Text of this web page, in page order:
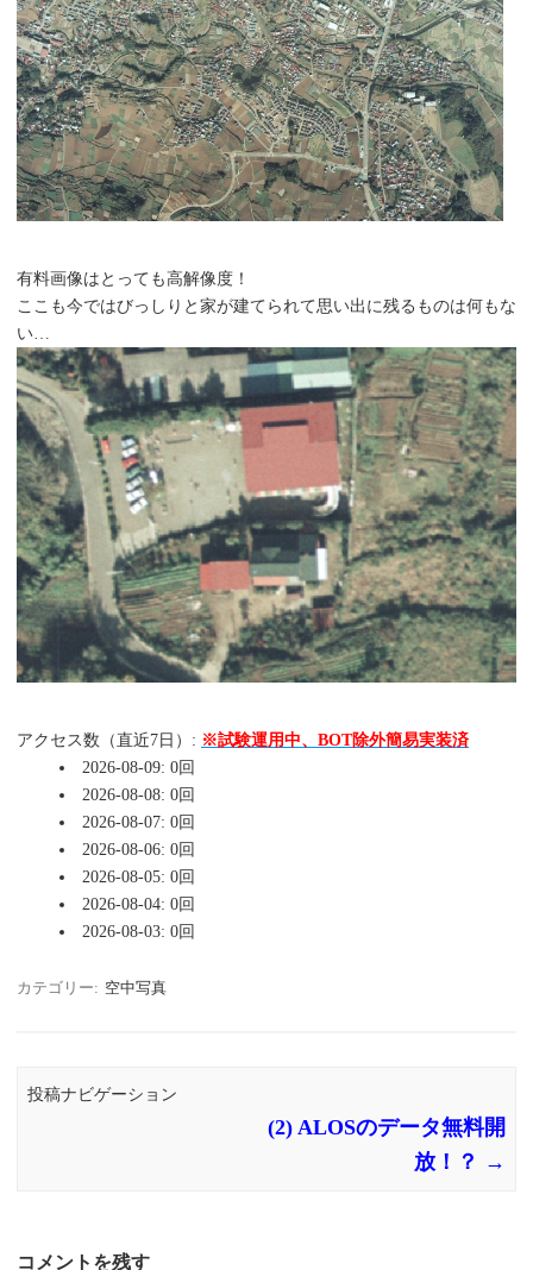
有料画像はとっても高解像度！
ここも今ではびっしりと家が建てられて思い出に残るものは何もな
い…
アクセス数（直近7日）: ※試験運用中、BOT除外簡易実装済
2026-08-09: 0回
2026-08-08: 0回
2026-08-07: 0回
2026-08-06: 0回
2026-08-05: 0回
2026-08-04: 0回
2026-08-03: 0回
カテゴリー: 空中写真
投稿ナビゲーション
(2) ALOSのデータ無料開
放！？ →
コメントを残す